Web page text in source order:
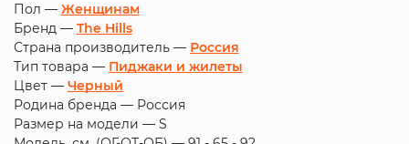
Пол — Женщинам
Бренд — The Hills
Страна производитель — Россия
Тип товара — Пиджаки и жилеты
Цвет — Черный
Родина бренда — Россия
Размер на модели — S